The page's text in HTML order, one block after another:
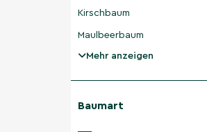
Kirschbaum
Maulbeerbaum
Mehr anzeigen
Baumart